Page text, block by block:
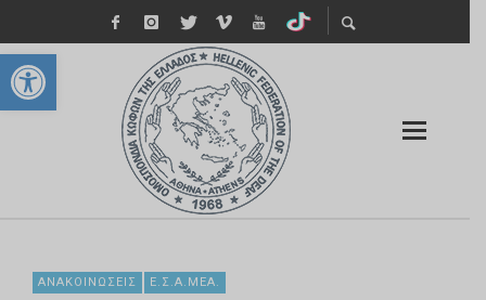
Ανοίξτε τη γραμμή εργαλείων
ΑΝΑΚΟΙΝΏΣΕΙΣ Ε.Σ.Α.ΜΕΑ.